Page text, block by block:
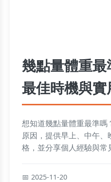
幾點量體重
最佳時機與實
想知道幾點量體重最準
原因，提供早上、中午
格，並分享個人經驗與常
2025-11-20